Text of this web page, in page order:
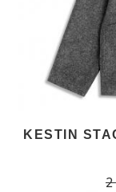
KESTIN